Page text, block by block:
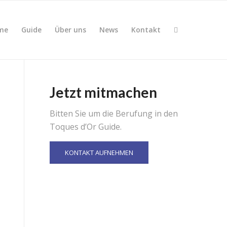
Guide Über uns News Kontakt
Jetzt mitmachen
Bitten Sie um die Berufung in den
Toques d’Or Guide.
KONTAKT AUFNEHMEN